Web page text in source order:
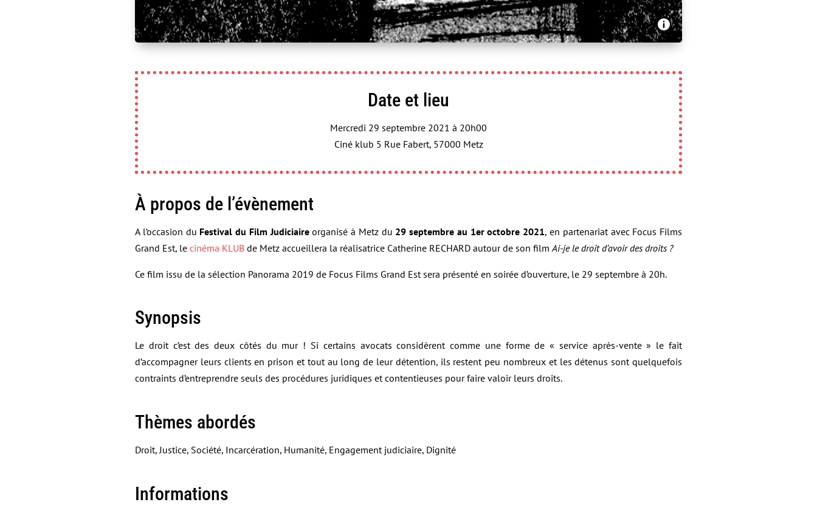
Un film à la patte, France Télévisions - Ai-je le droit d’avoir des droits ? 
Date et lieu
Mercredi 29 septembre 2021 à 20h00
Ciné klub 5 Rue Fabert, 57000 Metz
À propos de l’évènement
A l’occasion du Festival du Film Judiciaireorganisé à Metz du 29 septembre au 1er octobre 2021, en partenariat avec Focus Films
Grand Est, le cinéma KLUB de Metz accueillera la réalisatrice Catherine RECHARD autour de son filmAi-je le droit d’avoir des droits ?
Ce film issu de la sélection Panorama 2019 de Focus Films Grand Est sera présenté en soirée d’ouverture, le 29 septembre à 20h.
Synopsis
Le droit c’est des deux côtés du mur ! Si certains avocats considèrent comme une forme de « service après-vente » le fait
d’accompagner leurs clients en prison et tout au long de leur détention, ils restent peu nombreux et les détenus sont quelquefois
contraints d’entreprendre seuls des procédures juridiques et contentieuses pour faire valoir leurs droits.
Thèmes abordés
Droit, Justice, Société, Incarcération, Humanité, Engagement judiciaire, Dignité
Informations